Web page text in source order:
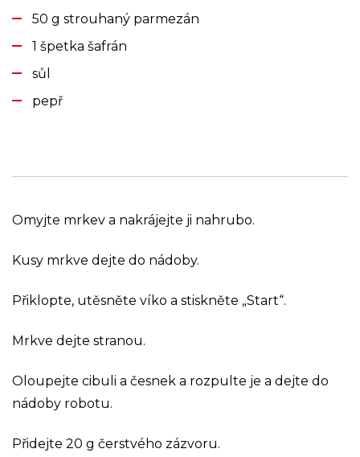
50 g strouhaný parmezán
1 špetka šafrán
sůl
pepř
Omyjte mrkev a nakrájejte ji nahrubo.
Kusy mrkve dejte do nádoby.
Přiklopte, utěsněte víko a stiskněte „Start“.
Mrkve dejte stranou.
Oloupejte cibuli a česnek a rozpulte je a dejte do
nádoby robotu.
Přidejte 20 g čerstvého zázvoru.